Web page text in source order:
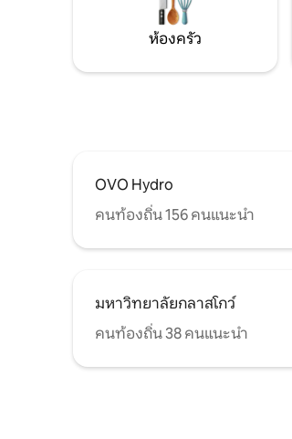
หนังสือมือสองที่มีบรรยากาศยอดเยี่
เสื้อผ้าวินเทจและย้อนยุคกิฟต์ช็อปร้า
พลอยและแน่นอนว่ามีร้านกาแฟร้านอ
และบาร์มากมายมีที่กินมากมายตั้งแต่
ประมาณที่คุ้มค่าไปจนถึงร้านอาหาร
โรงภาพยนตร์ Grosvenor ในท้องถิ่น
นอกจากนี้คุณยังสามารถพบดนตรีแล
ละครที่โรงละคร Oran Mor และ
ทางการมากขึ้น
ห้องครัว
OVO Hydro
คนท้องถิ่น 156 คนแนะนำ
มหาวิทยาลัยกลาสโกว์
คนท้องถิ่น 38 คนแนะนำ